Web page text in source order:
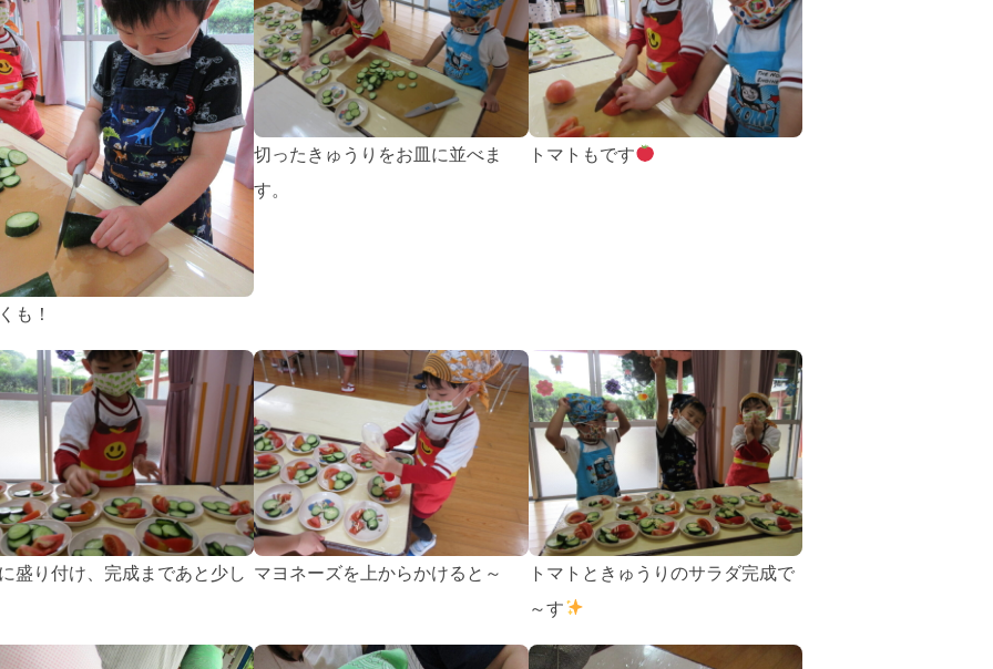
も！
切ったきゅうりをお皿に並べま
す。
トマトもです
盛り付け、完成まであと少し マヨネーズを上からかけると～
トマトときゅうりのサラダ完成で
～す